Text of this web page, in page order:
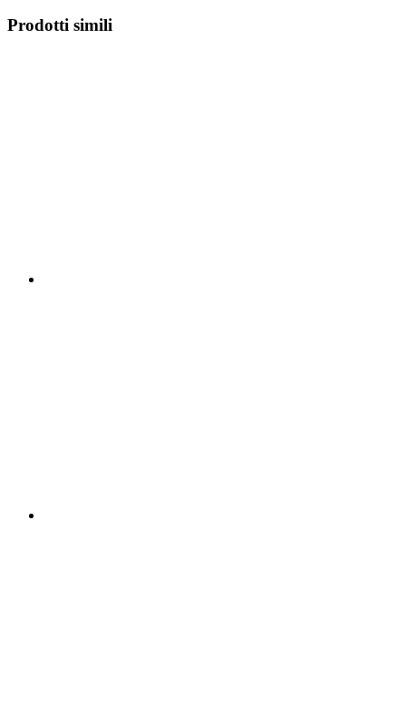
Prodotti simili